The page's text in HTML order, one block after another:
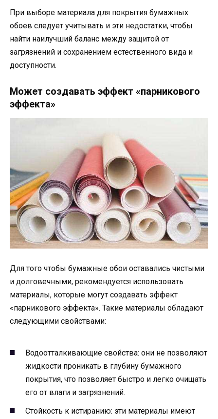
При выборе материала для покрытия бумажных
обоев следует учитывать и эти недостатки, чтобы
найти наилучший баланс между защитой от
загрязнений и сохранением естественного вида и
доступности.
Может создавать эффект «парникового
эффекта»
Для того чтобы бумажные обои оставались чистыми
и долговечными, рекомендуется использовать
материалы, которые могут создавать эффект
«парникового эффекта». Такие материалы обладают
следующими свойствами:
Водоотталкивающие свойства: они не позволяют
жидкости проникать в глубину бумажного
покрытия, что позволяет быстро и легко очищать
его от влаги и загрязнений.
Стойкость к истиранию: эти материалы имеют